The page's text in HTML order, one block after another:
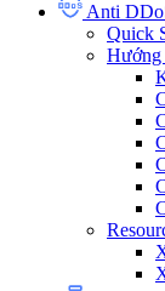
Anti
Quick
Hướng